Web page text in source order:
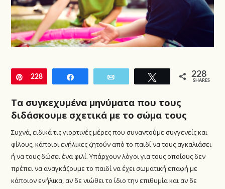
Pin
228 Tweet 228
SHARES
Τα συγκεχυμένα μηνύματα που τους
διδάσκουμε σχετικά με το σώμα τους
Συχνά, ειδικά τις γιορτινές μέρες που συναντούμε συγγενείς και
φίλους, κάποιοι ενήλικες ζητούν από το παιδί να τους αγκαλιάσει
ή να τους δώσει ένα φιλί. Υπάρχουν λόγοι για τους οποίους δεν
πρέπει να αναγκάζουμε το παιδί να έχει σωματική επαφή με
κάποιον ενήλικα, αν δε νιώθει το ίδιο την επιθυμία και αν δε